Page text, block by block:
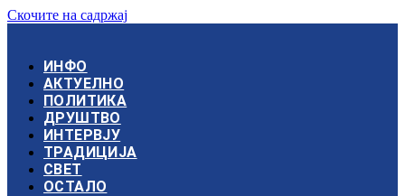
Скочите на садржај
ИНФО
АКТУЕЛНО
ПОЛИТИКА
ДРУШТВО
ИНТЕРВЈУ
ТРАДИЦИЈА
СВЕТ
ОСТАЛО